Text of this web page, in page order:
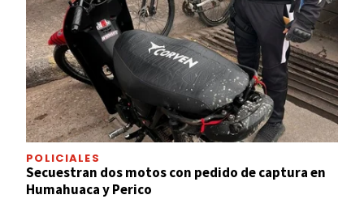
POLICIALES
Secuestran dos motos con pedido de captura en
Humahuaca y Perico